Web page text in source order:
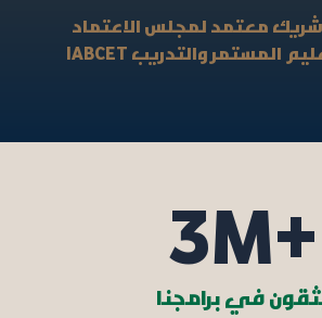
شريك معتمد لمجلس الاعتماد
المستمر والتدريب
في برامجنا
3M+